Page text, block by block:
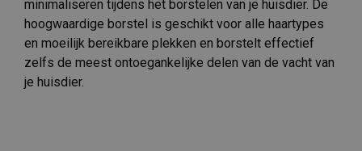
minimaliseren tijdens het borstelen van je huisdier. De
hoogwaardige borstel is geschikt voor alle haartypes
en moeilijk bereikbare plekken en borstelt effectief
zelfs de meest ontoegankelijke delen van de vacht van
je huisdier.